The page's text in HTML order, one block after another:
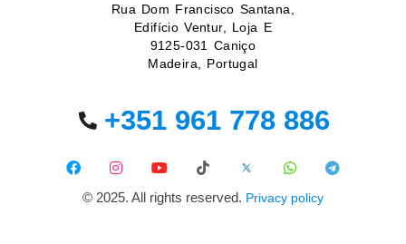
Rua Dom Francisco Santana,
Edifício Ventur, Loja E
9125-031 Caniço
Madeira, Portugal
+351 961 778 886
© 2025. All rights reserved. Privacy policy